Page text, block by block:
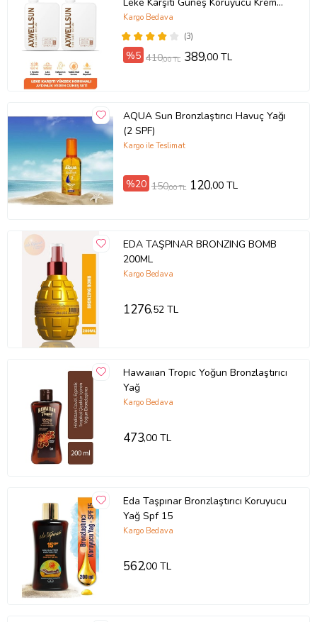
SPF50+ 125ml-2 ADET
(3)
Kargo Bedava
%5 410,00 TL 389,00 TL
AQUA Sun Bronzlaştırıcı Havuç Yağı
(2 SPF)
Kargo ile Teslimat
%20 150,00 TL 120,00 TL
EDA TAŞPINAR BRONZING BOMB
200ML
Kargo Bedava
1276,52 TL
Hawaııan Tropıc Yoğun Bronzlaştırıcı
Yağ
Kargo Bedava
473,00 TL
Eda Taşpınar Bronzlaştırıcı Koruyucu
Yağ Spf 15
Kargo Bedava
562,00 TL